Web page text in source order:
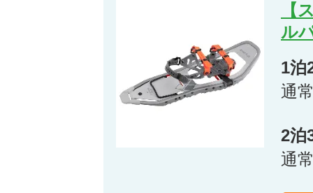
【
ル
1泊
通
2泊
通